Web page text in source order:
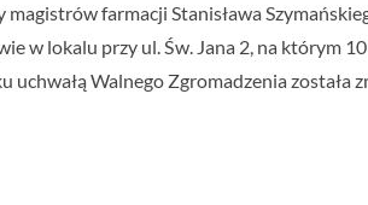
farmacji Stanisława
w lokalu przy ul. Św. Jana 2, na którym
uchwałą Walnego Zgromadzenia została